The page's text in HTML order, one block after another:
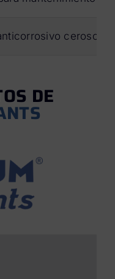
ceroso.
DE